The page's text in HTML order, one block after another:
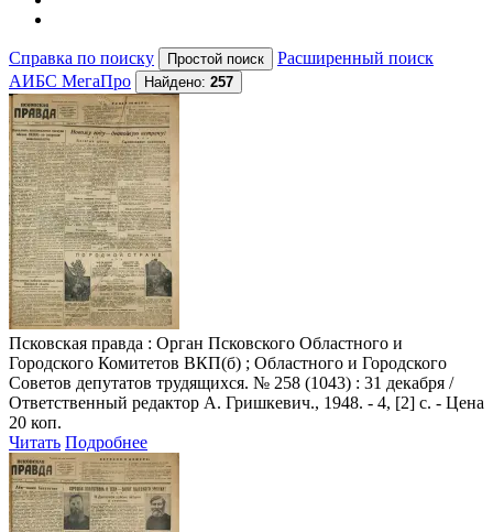
Справка по поиску
Расширенный поиск
АИБС МегаПро
Найдено: 257
Псковская правда : Орган Псковского Областного и
Городского Комитетов ВКП(б) ; Областного и Городского
Советов депутатов трудящихся. № 258 (1043) : 31 декабря /
Ответственный редактор А. Гришкевич., 1948. - 4, [2] с. - Цена
20 коп.
Читать Подробнее